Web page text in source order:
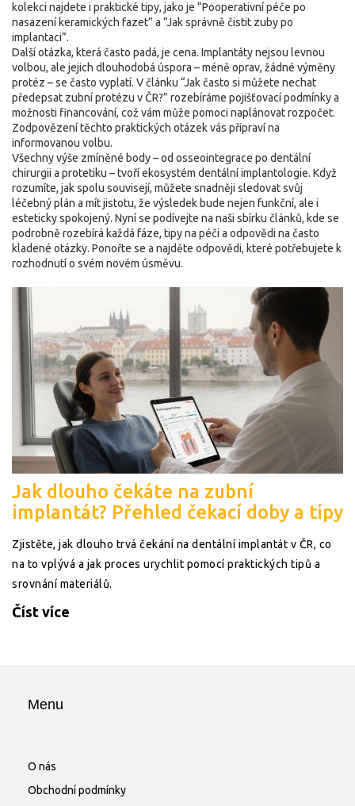
kolekci najdete i praktické tipy, jako je “Pooperativní péče po
nasazení keramických fazet” a “Jak správně čistit zuby po
implantaci”.
Další otázka, která často padá, je cena. Implantáty nejsou levnou
volbou, ale jejich dlouhodobá úspora – méně oprav, žádné výměny
protéz – se často vyplatí. V článku “Jak často si můžete nechat
předepsat zubní protézu v ČR?” rozebíráme pojišťovací podmínky a
možnosti financování, což vám může pomoci naplánovat rozpočet.
Zodpovězení těchto praktických otázek vás připraví na
informovanou volbu.
Všechny výše zmíněné body – od osseointegrace po dentální
chirurgii a protetiku – tvoří ekosystém dentální implantologie. Když
rozumíte, jak spolu souvisejí, můžete snadněji sledovat svůj
léčebný plán a mít jistotu, že výsledek bude nejen funkční, ale i
esteticky spokojený. Nyní se podívejte na naši sbírku článků, kde se
podrobně rozebírá každá fáze, tipy na péči a odpovědi na často
kladené otázky. Ponořte se a najděte odpovědi, které potřebujete k
rozhodnutí o svém novém úsměvu.
Jak dlouho čekáte na zubní
implantát? Přehled čekací doby a tipy
Zjistěte, jak dlouho trvá čekání na dentální implantát v ČR, co
na to vplývá a jak proces urychlit pomocí praktických tipů a
srovnání materiálů.
Číst více
Menu
O nás
Obchodní podmínky